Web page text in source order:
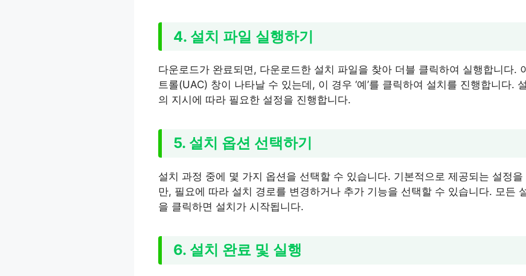
4. 설치 파일 실행하기
다운로드가 완료되면, 다운로드한 설치 파일을 찾아 더블 클릭하여 실행합니다.
트롤(UAC) 창이 나타날 수 있는데, 이 경우 ‘예’를 클릭하여 설치를 진행합니다.
의 지시에 따라 필요한 설정을 진행합니다.
5. 설치 옵션 선택하기
설치 과정 중에 몇 가지 옵션을 선택할 수 있습니다. 기본적으로 제공되는 설정
만, 필요에 따라 설치 경로를 변경하거나 추가 기능을 선택할 수 있습니다. 모든
을 클릭하면 설치가 시작됩니다.
6. 설치 완료 및 실행